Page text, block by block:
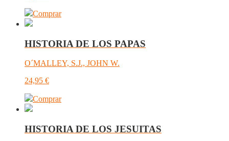
Comprar
HISTORIA DE LOS PAPAS
O´MALLEY, S.J., JOHN W.
24,95 €
Comprar
HISTORIA DE LOS JESUITAS